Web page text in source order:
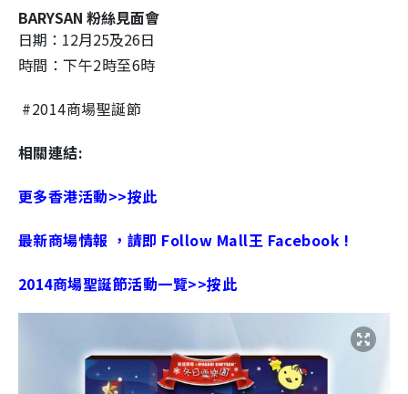
BARYSAN 粉絲見面會
日期：12月25及26日
時間：下午2時至6時
#2014商場聖誕節
相關連結:
更多香港活動>>按此
最新商場情報 ，請即 Follow Mall王 Facebook !
2014商場聖誕節活動一覽>>按此